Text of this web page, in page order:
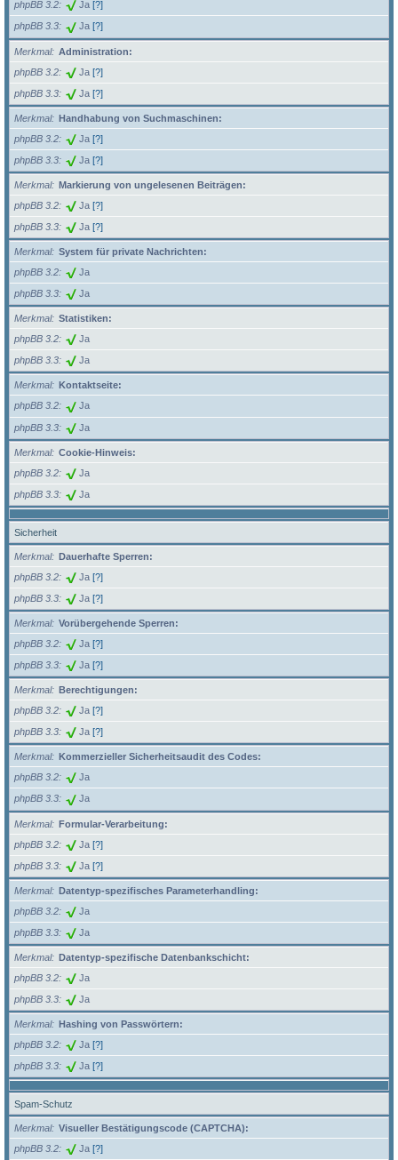
phpBB 3.2
Ja [?]
phpBB 3.3 Ja [?]
Merkmal
Administration:
phpBB 3.2
Ja [?]
phpBB 3.3 Ja [?]
Merkmal
Handhabung von Suchmaschinen:
phpBB 3.2
Ja [?]
phpBB 3.3 Ja [?]
Merkmal
Markierung von ungelesenen Beiträgen:
phpBB 3.2
Ja [?]
phpBB 3.3 Ja [?]
Merkmal
System für private Nachrichten:
phpBB 3.2
Ja
phpBB 3.3 Ja
Merkmal
Statistiken:
phpBB 3.2
Ja
phpBB 3.3 Ja
Merkmal
Kontaktseite:
phpBB 3.2
Ja
phpBB 3.3 Ja
Merkmal
Cookie-Hinweis:
phpBB 3.2
Ja
phpBB 3.3 Ja
Sicherheit
Merkmal
Dauerhafte Sperren:
phpBB 3.2
Ja [?]
phpBB 3.3 Ja [?]
Merkmal
Vorübergehende Sperren:
phpBB 3.2
Ja [?]
phpBB 3.3 Ja [?]
Merkmal
Berechtigungen:
phpBB 3.2
Ja [?]
phpBB 3.3 Ja [?]
Merkmal
Kommerzieller Sicherheitsaudit des Codes:
phpBB 3.2
Ja
phpBB 3.3 Ja
Merkmal
Formular-Verarbeitung:
phpBB 3.2
Ja [?]
phpBB 3.3 Ja [?]
Merkmal
Datentyp-spezifisches Parameterhandling:
phpBB 3.2
Ja
phpBB 3.3 Ja
Merkmal
Datentyp-spezifische Datenbankschicht:
phpBB 3.2
Ja
phpBB 3.3 Ja
Merkmal
Hashing von Passwörtern:
phpBB 3.2
Ja [?]
phpBB 3.3 Ja [?]
Spam-Schutz
Merkmal
Visueller Bestätigungscode (CAPTCHA):
phpBB 3.2
Ja [?]